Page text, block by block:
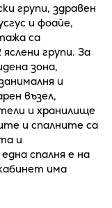
групи, здравен
и фоайе,
са
групи. За
зона,
и
възел,
и хранилище
и спалните са
и
спалня е на
има